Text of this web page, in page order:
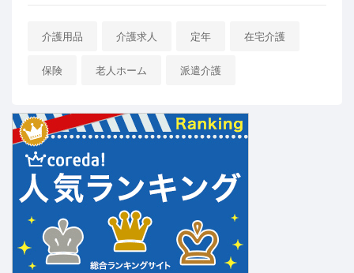
介護用品 介護求人 定年 在宅介護
保険 老人ホーム 派遣介護